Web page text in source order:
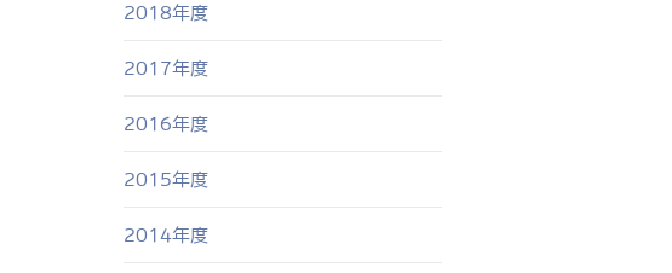
2018年度
2017年度
2016年度
2015年度
2014年度